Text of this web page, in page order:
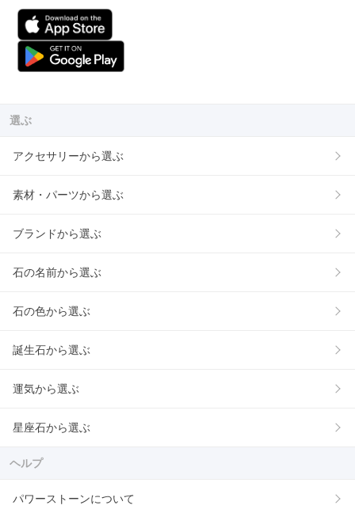
選ぶ
アクセサリーから選ぶ
素材・パーツから選ぶ
ブランドから選ぶ
石の名前から選ぶ
石の色から選ぶ
誕生石から選ぶ
運気から選ぶ
星座石から選ぶ
ヘルプ
パワーストーンについて